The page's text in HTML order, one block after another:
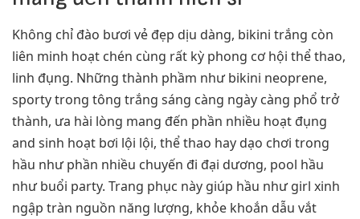
Không chỉ đào bươi vẻ đẹp dịu dàng, bikini trắng còn
liên minh hoạt chén cùng rất kỳ phong cơ hội thể thao,
linh đụng. Những thành phầm như bikini neoprene,
sporty trong tông trắng sáng càng ngày càng phổ trở
thành, ưa hài lòng mang đến phần nhiều hoạt đụng
and sinh hoạt bơi lội lội, thể thao hay dạo chơi trong
hầu như phần nhiều chuyến đi đại dương, pool hầu
như buổi party. Trang phục này giúp hầu như girl xinh
ngập tràn nguồn năng lượng, khỏe khoắn dẫu vắt